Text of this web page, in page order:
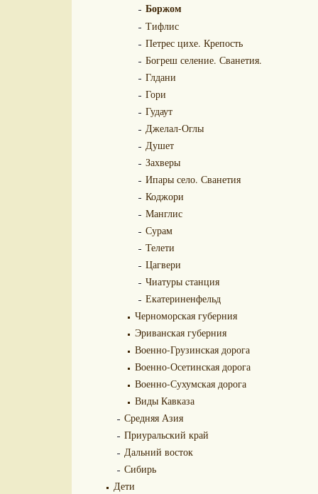
Боржом
Тифлис
Петрес цихе. Крепость
Богреш селение. Сванетия.
Глдани
Гори
Гудаут
Джелал-Оглы
Душет
Захверы
Ипары село. Сванетия
Коджори
Манглис
Сурам
Телети
Цагвери
Чиатуры cтанция
Екатериненфельд
Черноморская губерния
Эриванская губерния
Военно-Грузинская дорога
Военно-Осетинская дорога
Военно-Сухумская дорога
Виды Кавказа
Средняя Азия
Приуральский край
Дальний восток
Сибирь
Дети